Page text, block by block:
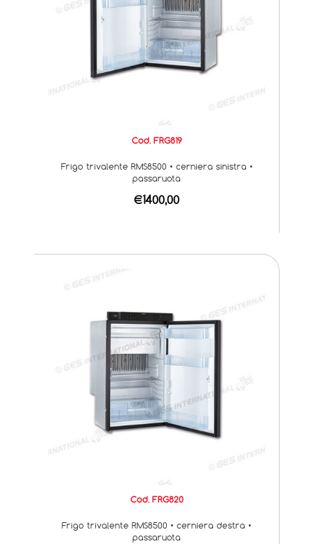
Cod. FRG819
Frigo trivalente RMS8500 • cerniera sinistra •
passaruota
€1400,00
Cod. FRG820
Frigo trivalente RMS8500 • cerniera destra •
passaruota